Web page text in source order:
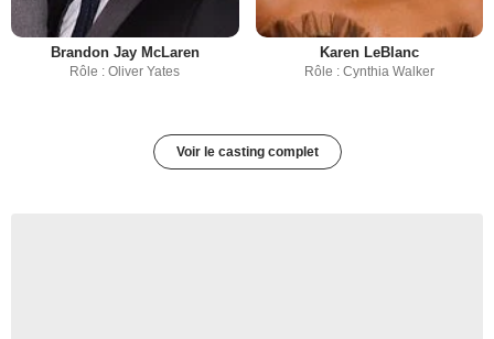
Brandon Jay McLaren
Rôle : Oliver Yates
Karen LeBlanc
Rôle : Cynthia Walker
Voir le casting complet